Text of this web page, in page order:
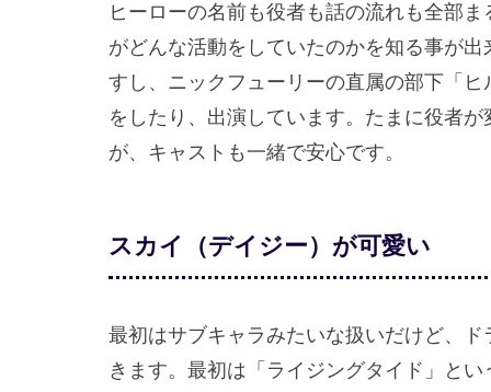
ヒーローの名前も役者も話の流れも全部
がどんな活動をしていたのかを知る事が
すし、ニックフューリーの直属の部下「
をしたり、出演しています。たまに役者
が、キャストも一緒で安心です。
スカイ（デイジー）が可愛い
最初はサブキャラみたいな扱いだけど、
きます。最初は「ライジングタイド」と